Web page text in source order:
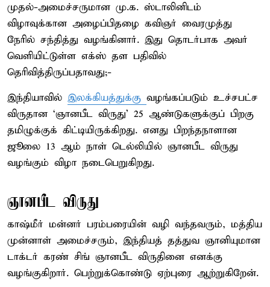
முதல்-அமைச்சருமான மு.க. ஸ்டாலினிடம்
விழாவுக்கான அழைப்பிதழை கவிஞர் வைரமுத்து
நேரில் சந்தித்து வழங்கினார். இது தொடர்பாக அவர்
வெளியிட்டுள்ள எக்ஸ் தள பதிவில்
தெரிவித்திருப்பதாவது;-
இந்தியாவில் இலக்கியத்துக்கு வழங்கப்படும் உச்சபட்ச
விருதான ‘ஞானபீட விருது’ 25 ஆண்டுகளுக்குப் பிறகு
தமிழுக்குக் கிட்டியிருக்கிறது. எனது பிறந்தநாளான
ஜூலை 13 ஆம் நாள் டெல்லியில் ஞானபீட விருது
வழங்கும் விழா நடைபெறுகிறது.
ஞானபீட விருது
காஷ்மீர் மன்னர் பரம்பரையின் வழி வந்தவரும், மத்திய
முன்னாள் அமைச்சரும், இந்தியத் தத்துவ ஞானியுமான
டாக்டர் கரண் சிங் ஞானபீட விருதினை எனக்கு
வழங்குகிறார். பெற்றுக்கொண்டு ஏற்புரை ஆற்றுகிறேன்.